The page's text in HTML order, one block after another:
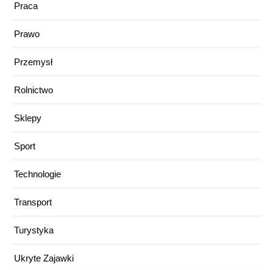
Praca
Prawo
Przemysł
Rolnictwo
Sklepy
Sport
Technologie
Transport
Turystyka
Ukryte Zajawki